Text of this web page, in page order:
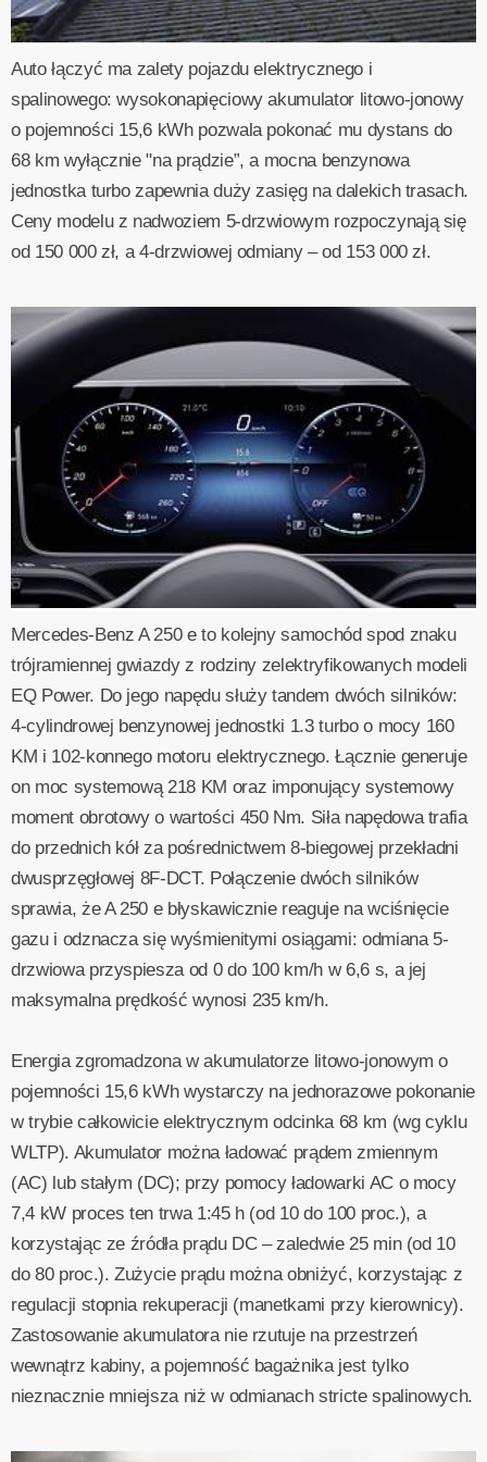
Auto łączyć ma zalety pojazdu elektrycznego i
spalinowego: wysokonapięciowy akumulator litowo-jonowy
o pojemności 15,6 kWh pozwala pokonać mu dystans do
68 km wyłącznie "na prądzie”, a mocna benzynowa
jednostka turbo zapewnia duży zasięg na dalekich trasach.
Ceny modelu z nadwoziem 5-drzwiowym rozpoczynają się
od 150 000 zł, a 4-drzwiowej odmiany – od 153 000 zł.
Mercedes-Benz A 250 e to kolejny samochód spod znaku
trójramiennej gwiazdy z rodziny zelektryfikowanych modeli
EQ Power. Do jego napędu służy tandem dwóch silników:
4-cylindrowej benzynowej jednostki 1.3 turbo o mocy 160
KM i 102-konnego motoru elektrycznego. Łącznie generuje
on moc systemową 218 KM oraz imponujący systemowy
moment obrotowy o wartości 450 Nm. Siła napędowa trafia
do przednich kół za pośrednictwem 8-biegowej przekładni
dwusprzęgłowej 8F-DCT. Połączenie dwóch silników
sprawia, że A 250 e błyskawicznie reaguje na wciśnięcie
gazu i odznacza się wyśmienitymi osiągami: odmiana 5-
drzwiowa przyspiesza od 0 do 100 km/h w 6,6 s, a jej
maksymalna prędkość wynosi 235 km/h.
Energia zgromadzona w akumulatorze litowo-jonowym o
pojemności 15,6 kWh wystarczy na jednorazowe pokonanie
w trybie całkowicie elektrycznym odcinka 68 km (wg cyklu
WLTP). Akumulator można ładować prądem zmiennym
(AC) lub stałym (DC); przy pomocy ładowarki AC o mocy
7,4 kW proces ten trwa 1:45 h (od 10 do 100 proc.), a
korzystając ze źródła prądu DC – zaledwie 25 min (od 10
do 80 proc.). Zużycie prądu można obniżyć, korzystając z
regulacji stopnia rekuperacji (manetkami przy kierownicy).
Zastosowanie akumulatora nie rzutuje na przestrzeń
wewnątrz kabiny, a pojemność bagażnika jest tylko
nieznacznie mniejsza niż w odmianach stricte spalinowych.